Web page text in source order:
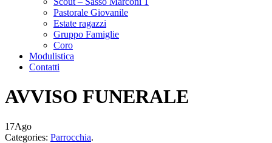
Pastorale Giovanile
Estate ragazzi
Gruppo Famiglie
Coro
Modulistica
Contatti
AVVISO FUNERALE
17Ago
Categories: Parrocchia.